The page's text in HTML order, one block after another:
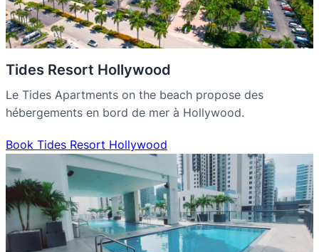
Tides Resort Hollywood
Le Tides Apartments on the beach propose des
hébergements en bord de mer à Hollywood.
Book Tides Resort Hollywood